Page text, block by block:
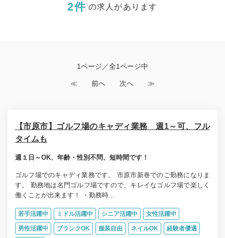
2件 の求人があります
1ページ／全1ページ中
≪ 前へ 次へ ≫
【市原市】ゴルフ場のキャディ業務 週1～可、フル
タイムも
週１日～OK、年齢・性別不問、短時間です！
ゴルフ場でのキャディ業務です。 市原市新巻でのご勤務になりま
す。 勤務地は名門ゴルフ場ですので、キレイなゴルフ場で楽しく
働くことが出来ます！ ・勤務時...
若手活躍中 ミドル活躍中 シニア活躍中 女性活躍中
男性活躍中 ブランクOK 服装自由 ネイルOK 経験者優遇